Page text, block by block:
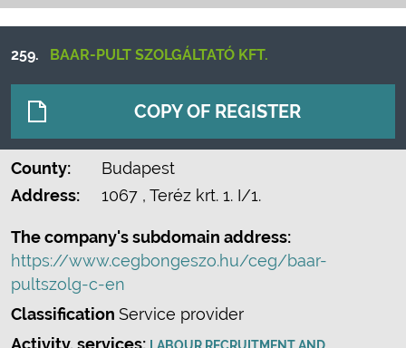
259. BAAR-PULT SZOLGÁLTATÓ KFT.
COPY OF REGISTER
County:
Budapest
Address:
1067 , Teréz krt. 1. I/1.
The company's subdomain address:
https://www.cegbongeszo.hu/ceg/baar-
pultszolg-c-en
Classification Service provider
Activity, services: